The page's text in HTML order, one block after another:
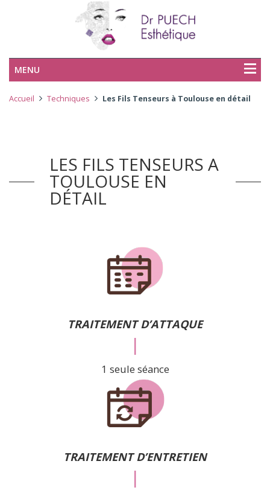
MENU
Accueil Techniques Les Fils Tenseurs à Toulouse en détail
LES FILS TENSEURS A
TOULOUSE EN
DÉTAIL
TRAITEMENT D’ATTAQUE
|
1 seule séance
TRAITEMENT D’ENTRETIEN
|